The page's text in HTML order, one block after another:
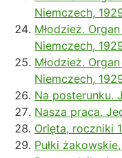
Niemczech,
Młodzież.
Niemczech,
Młodzież.
Niemczech,
Na posterunku.
Nasza praca.
Orlęta, roczniki
Pułki